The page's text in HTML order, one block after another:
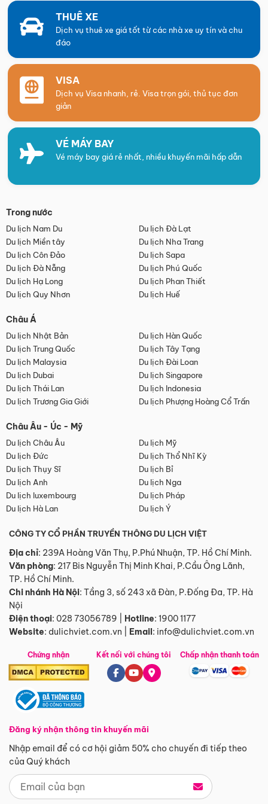
THUÊ XE
Dịch vụ thuê xe giá tốt từ các nhà xe uy tín và chu
đáo
VISA
Dịch vụ Visa nhanh, rẻ. Visa trọn gói, thủ tục đơn
giản
VÉ MÁY BAY
Vé máy bay giá rẻ nhất, nhiều khuyến mãi hấp dẫn
Trong nước
Du lịch Nam Du
Du lịch Đà Lạt
Du lịch Miền tây
Du lịch Nha Trang
Du lịch Côn Đảo
Du lịch Sapa
Du lịch Đà Nẵng
Du lịch Phú Quốc
Du lịch Hạ Long
Du lịch Phan Thiết
Du lịch Quy Nhơn
Du lịch Huế
Châu Á
Du lịch Nhật Bản
Du lịch Hàn Quốc
Du lịch Trung Quốc
Du lịch Tây Tạng
Du lịch Malaysia
Du lịch Đài Loan
Du lịch Dubai
Du lịch Singapore
Du lịch Thái Lan
Du lịch Indonesia
Du lịch Trương Gia Giới
Du lịch Phượng Hoàng Cổ Trấn
Châu Âu - Úc - Mỹ
Du lịch Châu Âu
Du lịch Mỹ
Du lịch Đức
Du lịch Thổ Nhĩ Kỳ
Du lịch Thụy Sĩ
Du lịch Bỉ
Du lịch Anh
Du lịch Nga
Du lịch luxembourg
Du lịch Pháp
Du lịch Hà Lan
Du lịch Ý
CÔNG TY CỔ PHẦN TRUYỀN THÔNG DU LỊCH VIỆT
Địa chỉ: 239A Hoàng Văn Thụ, P.Phú Nhuận, TP. Hồ Chí Minh.
Văn phòng: 217 Bis Nguyễn Thị Minh Khai, P.Cầu Ông Lãnh,
TP. Hồ Chí Minh.
Chi nhánh Hà Nội: Tầng 3, số 243 xã Đàn, P.Đống Đa, TP. Hà
Nội
Điện thoại: 028 73056789 Hotline: 1900 1177
Website: dulichviet.com.vn Email: info@dulichviet.com.vn
Chứng nhận
Đăng ký nhận thông tin khuyến mãi
Nhập email để có cơ hội giảm 50% cho chuyến đi tiếp theo
của Quý khách
Kết nối với chúng tôi Chấp nhận thanh toán